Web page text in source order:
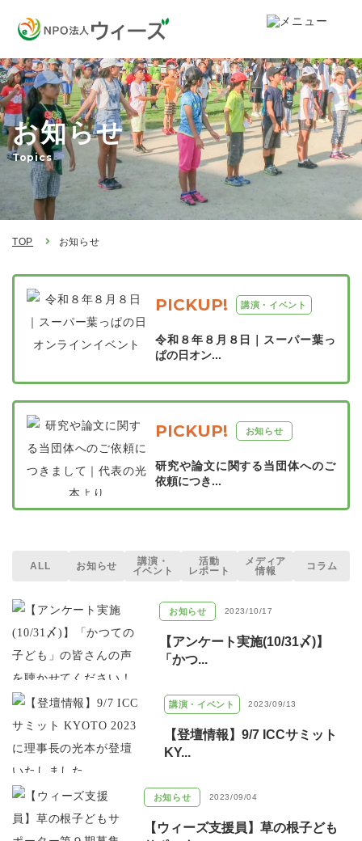
お知らせ
Topics
TOP お知らせ
PICKUP! 講演・イベント
令和８年８月８日｜スーパー葉っ
ぱの日オン...
PICKUP! お知らせ
研究や論文に関する当団体へのご
依頼につき...
ALL お知らせ
講演・
イベント
活動
レポート
メディア
情報
コラム
お知らせ 2023/10/17
【アンケート実施(10/31〆)】
「かつ...
講演・イベント 2023/09/13
【登壇情報】9/7 ICCサミット
KY...
お知らせ 2023/09/04
【ウィーズ支援員】草の根子ども